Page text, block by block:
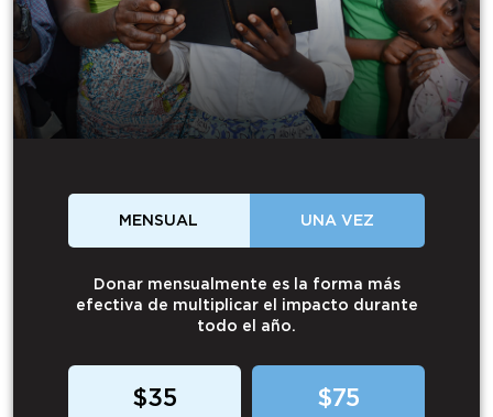
MENSUAL UNA VEZ
Donar mensualmente es la forma más
efectiva de multiplicar el impacto durante
todo el año.
$35 $75